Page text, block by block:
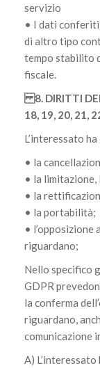
servizio
• I dati
di altro tipo
tempo stabilito
fiscale.
8. DIRITTI
18, 19, 20, 21,
L’interessato
• la
• la limitazione,
• la
• la portabilità;
•
riguardano;
Nello specifico
GDPR
la conferma
riguardano,
comunicazione
A)